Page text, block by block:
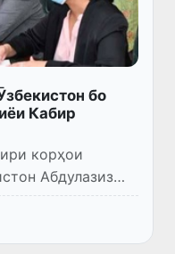
бо
Кабир
корҳои
Абдулазиз
Бритониёи
Ҷанубӣ ва
мулоқот...